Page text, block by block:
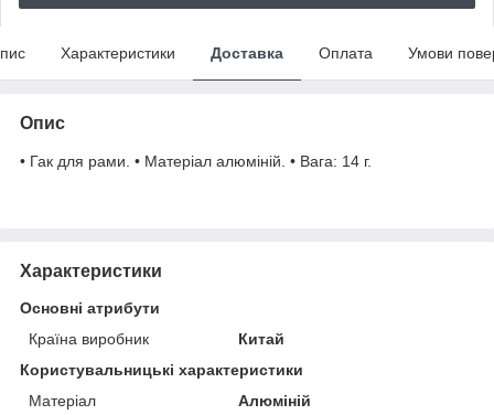
Характеристики Доставка Оплата Умови
Опис
• Гак для рами. • Матеріал алюміній. • Вага: 14 г.
Характеристики
Основні атрибути
Країна виробник
Китай
Користувальницькі характеристики
Матеріал
Алюміній